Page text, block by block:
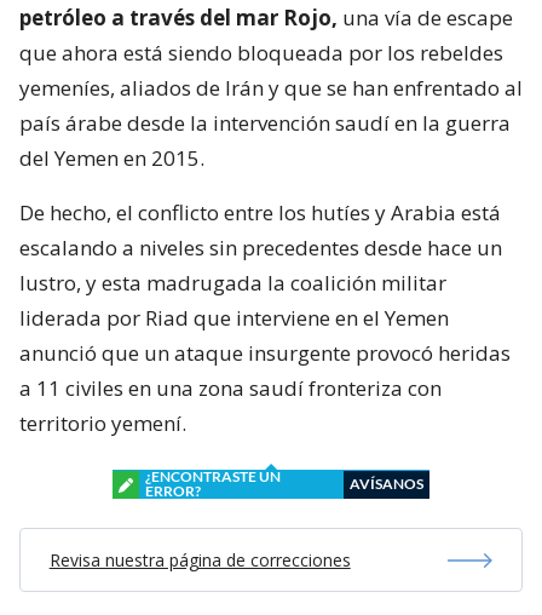
petróleo a través del mar Rojo, una vía de escape
que ahora está siendo bloqueada por los rebeldes
yemeníes, aliados de Irán y que se han enfrentado al
país árabe desde la intervención saudí en la guerra
del Yemen en 2015.
De hecho, el conflicto entre los hutíes y Arabia está
escalando a niveles sin precedentes desde hace un
lustro, y esta madrugada la coalición militar
liderada por Riad que interviene en el Yemen
anunció que un ataque insurgente provocó heridas
a 11 civiles en una zona saudí fronteriza con
territorio yemení.
¿ENCONTRASTE UN
ERROR?
AVÍSANOS
Revisa nuestra página de correcciones